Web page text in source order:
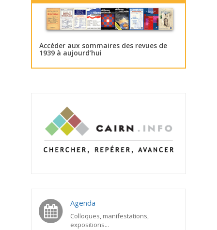
Accéder aux sommaires des revues de
1939 à aujourd’hui
Agenda
Colloques, manifestations,
expositions...